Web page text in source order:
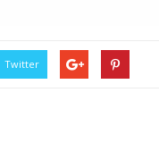
Twitter